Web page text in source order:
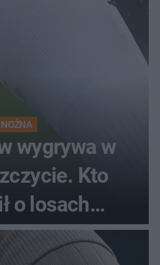
wygrywa w
Kto
o losach